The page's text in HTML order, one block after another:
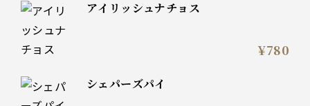
アイリッシュナチョス
¥780
シェパーズパイ